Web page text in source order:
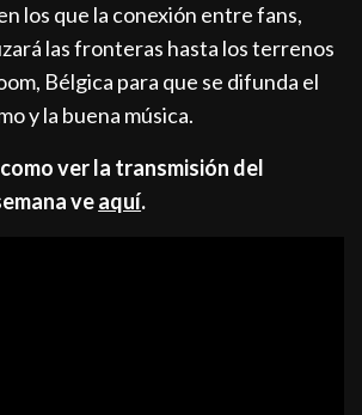
los que la conexión entre fans,
las fronteras hasta los terrenos
Bélgica para que se difunda el
y la buena música.
ver la transmisión del
veaquí.